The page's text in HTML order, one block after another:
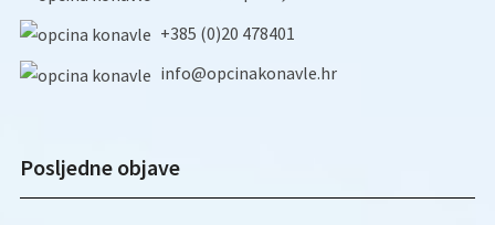
+385 (0)20 478401
info@opcinakonavle.hr
Posljedne objave